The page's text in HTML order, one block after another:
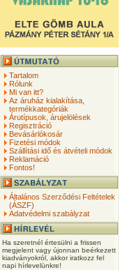
Tartalom
Rólunk
Mi van itt?
Az áruház kialakítása,
termékkategóriák
Árutípusok, árujelölések
Regisztráció
Bevásárlókosár
Fizetési módok
Szállítási idő és átvételi módok
Reklamáció
Fontos!
Általános Szerződési Feltételek
(ÁSZF)
Adatvédelmi szabályzat
Ha szeretnél értesülni a frissen
megjelent vagy újonnan beérkezett
kiadványokról, akkor iratkozz fel
napi hírlevelünkre!